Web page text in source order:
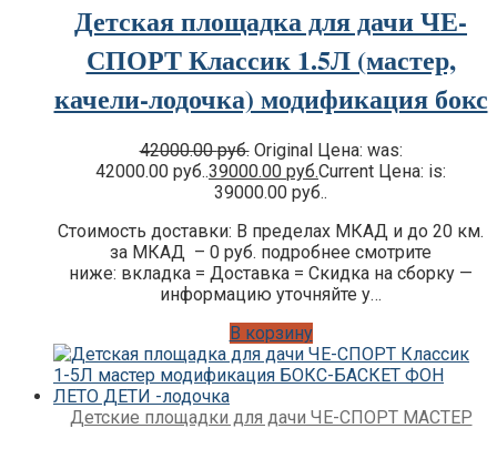
Детская площадка для дачи ЧЕ-
СПОРТ Классик 1.5Л (мастер,
качели-лодочка) модификация бокс
42000.00руб. Original Цена: was:
42000.00 руб..39000.00 руб.Current Цена: is:
39000.00 руб..
Стоимость доставки: В пределах МКАД и до 20 км.
за МКАД – 0 руб. подробнее смотрите
ниже: вкладка = Доставка = Скидка на сборку —
информацию уточняйте у…
В корзину
Детские площадки для дачи ЧЕ-СПОРТ МАСТЕР